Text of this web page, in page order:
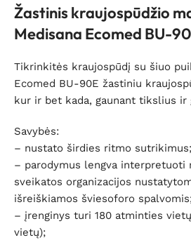
Žastinis kraujospūdžio
Medisana Ecomed BU-
Tikrinkitės kraujospūdį su šiuo
Ecomed BU-90E žastiniu
kur ir bet kada, gaunant tikslius
Savybės:
– nustato širdies ritmo sutrikimus;
– parodymus lengva interpretuoti
sveikatos organizacijos
išreiškiamos šviesoforo
– įrenginys turi 180 atminties
vietų);